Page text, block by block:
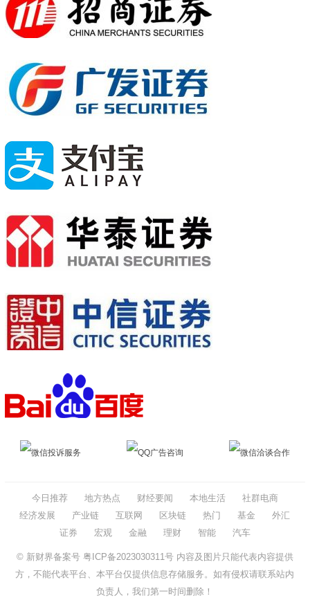
微信投诉服务 QQ广告咨询 微信洽谈合作
今日推荐 地方热点 财经要闻 本地生活
社群电商
经济发展
产业链 互联网 区块链 热门 基金
外汇
证券
宏观 金融 理财 智能 汽车
© 新财界备案号 粤ICP备2023030311号内容及图片只能代表内容提供
方，不能代表平台、本平台仅提供信息存储服务。如有侵权请联系站内
负责人，我们第一时间删除！